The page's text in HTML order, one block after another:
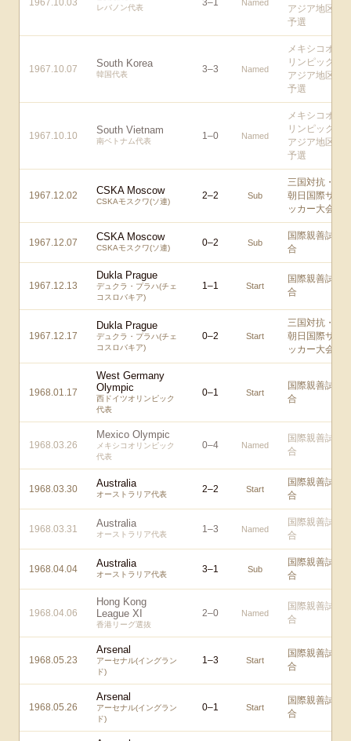
1967.10.03 レバノン代表 3–1 Named
アジア地区
予選
1967.10.07 South Korea
韓国代表 3–3 Named
メキシコオ
リンピック
アジア地区
予選
1967.10.10 South Vietnam
南ベトナム代表 1–0 Named
メキシコオ
リンピック
アジア地区
予選
1967.12.02 CSKA Moscow
CSKAモスクワ(ソ連)
2–2 Sub
三国対抗・
朝日国際サ
ッカー大会
1967.12.07 CSKA Moscow
CSKAモスクワ(ソ連) 0–2 Sub
国際親善試
合
1967.12.13
Dukla Prague
デュクラ・プラハ(チェ
コスロバキア)
1–1 Start
国際親善試
合
1967.12.17
Dukla Prague
デュクラ・プラハ(チェ
コスロバキア)
0–2 Start
三国対抗・
朝日国際サ
ッカー大会
1968.01.17
West Germany
Olympic
西ドイツオリンピック
代表
0–1 Start
国際親善試
合
1968.03.26
Mexico Olympic
メキシコオリンピック
代表
0–4 Named
国際親善試
合
1968.03.30 Australia
オーストラリア代表 2–2 Start
国際親善試
合
1968.03.31 Australia
オーストラリア代表 1–3 Named
国際親善試
合
1968.04.04 Australia
オーストラリア代表 3–1 Sub
国際親善試
合
1968.04.06
Hong Kong
League XI
香港リーグ選抜
2–0 Named
国際親善試
合
1968.05.23
Arsenal
アーセナル(イングラン
ド)
1–3 Start
国際親善試
合
1968.05.26
Arsenal
アーセナル(イングラン
ド)
0–1 Start
国際親善試
合